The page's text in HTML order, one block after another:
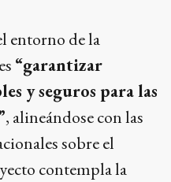
entorno de la
“garantizar
y seguros para las
, alineándose con las
sobre el
contempla la